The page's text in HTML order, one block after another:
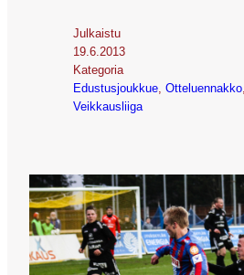
Julkaistu
19.6.2013
Kategoria
Edustusjoukkue Otteluennakko
Veikkausliiga